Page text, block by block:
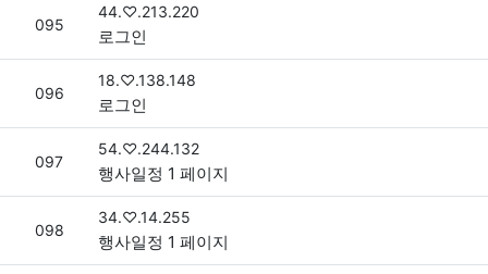
번호
095
접속자
44.♡.213.220
로그인
번호
096
접속자
18.♡.138.148
로그인
번호
097
접속자
54.♡.244.132
행사일정 1 페이지
번호
098
접속자
34.♡.14.255
행사일정 1 페이지